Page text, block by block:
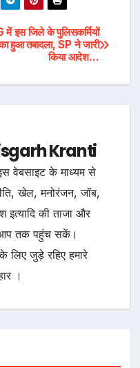
में इस जिले के पुलिसकर्मियों
हुआ तबादला, SP ने जारी
किया आदेश…
Kranti
वेबसाइट के माध्यम से
खेल, मनोरंजन, जॉब,
इत्यादि की ताजा और
तक पहुंच सकें।
लिए जुड़े रहिए हमारे
।